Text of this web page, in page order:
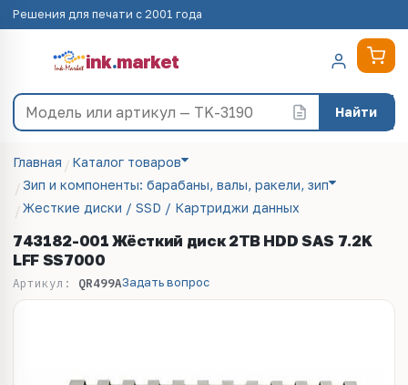
Решения для печати с 2001 года
ink.market
Найти
Главная
Каталог товаров
Зип и компоненты: барабаны, валы, ракели, зип
Жесткие диски / SSD / Картриджи данных
743182-001 Жёсткий диск 2TB HDD SAS 7.2K
LFF SS7000
Артикул: QR499AЗадать вопрос